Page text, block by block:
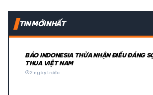
TIN MỚI NHẤT
BÁO INDONESIA THỪA NHẬN ĐIỀU ĐÁNG
THUA VIỆT NAM
schedule2 ngày trước